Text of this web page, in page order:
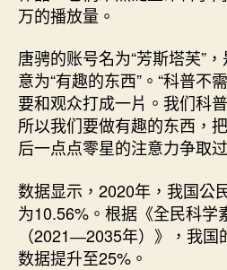
万的播放量。
唐骋的账号名为“芳斯塔芙”，
意为“有趣的东西”。“科普不
要和观众打成一片。我们科
所以我们要做有趣的东西，
后一点点零星的注意力争取
数据显示，2020年，我国公
为10.56%。根据《全民科学
（2021―2035年）》，我
数据提升至25%。